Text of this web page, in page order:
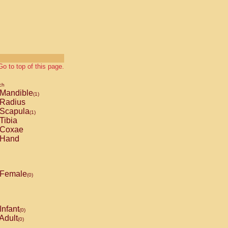
to top of this page.
Mandible(1)
Radius
Scapula(1)
Tibia
Coxae
Hand
Female(0)
Infant(0)
(0)